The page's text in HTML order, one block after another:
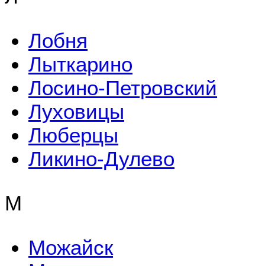
Лобня
Лыткарино
Лосино-Петровский
Луховицы
Люберцы
Ликино-Дулево
М
Можайск